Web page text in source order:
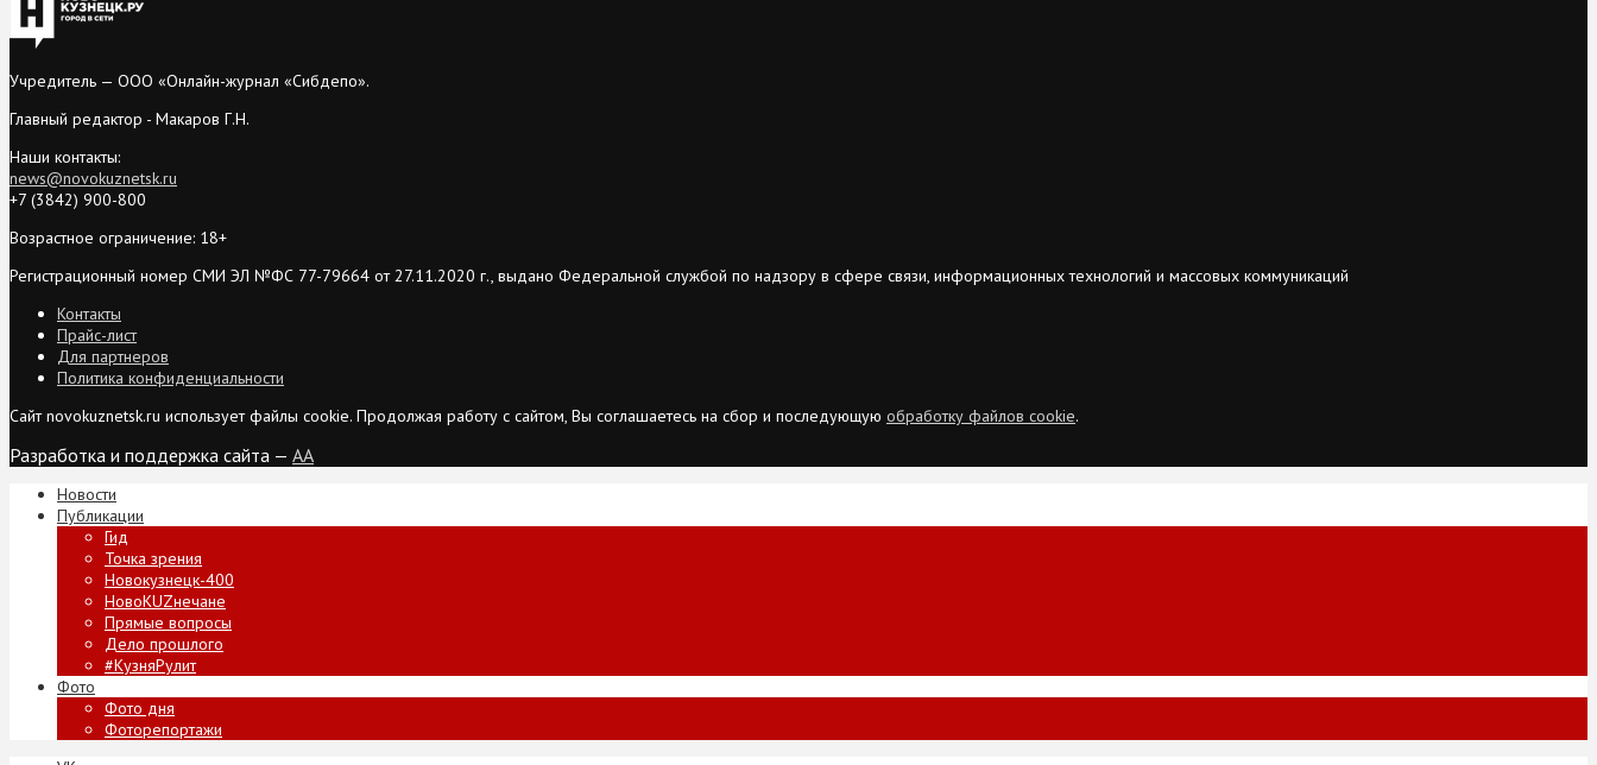
Учредитель — ООО «Онлайн-журнал «Сибдепо».
Главный редактор - Макаров Г.Н.
Наши контакты:
news@novokuznetsk.ru
+7 (3842) 900-800
Возрастное ограничение: 18+
Регистрационный номер СМИ ЭЛ №ФС 77-79664 от 27.11.2020 г., выдано Федеральной службой по надзору в сфере связи, информационных технологий и массовых коммуникаций
Контакты
Прайс-лист
Для партнеров
Политика конфиденциальности
Сайт novokuznetsk.ru использует файлы cookie. Продолжая работу с сайтом, Вы соглашаетесь на сбор и последующую обработку файлов cookie.
Разработка и поддержка сайта — AA
Новости
Публикации
Гид
Точка зрения
Новокузнецк-400
НовоKUZнечане
Прямые вопросы
Дело прошлого
#КузняРулит
Фото
Фото дня
Фоторепортажи